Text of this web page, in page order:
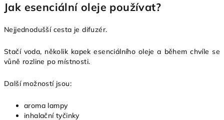
Jak esenciální oleje používat?
Nejjednodušší cesta je difuzér.
Stačí voda, několik kapek esenciálního oleje a během chvíle se
vůně rozline po místnosti.
Další možností jsou:
aroma lampy
inhalační tyčinky